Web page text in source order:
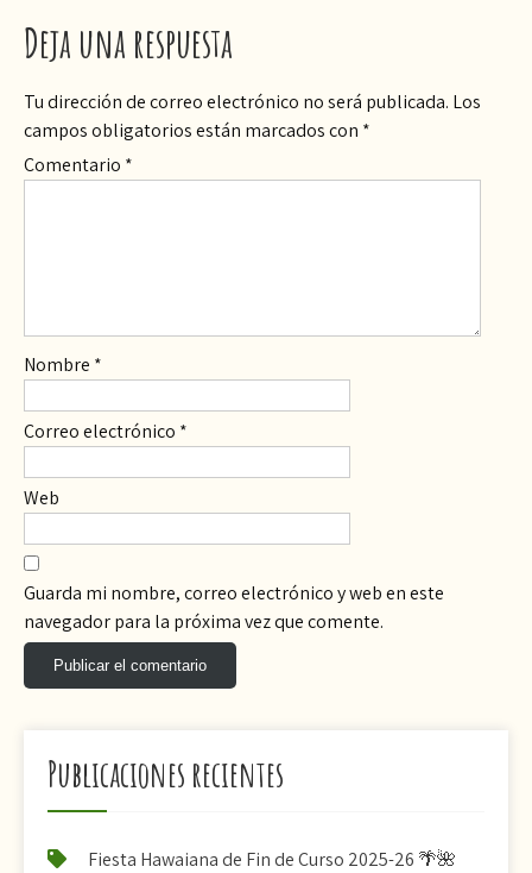
Deja una respuesta
Tu dirección de correo electrónico no será publicada. Los
campos obligatorios están marcados con *
Comentario *
Nombre *
Correo electrónico *
Web
Guarda mi nombre, correo electrónico y web en este
navegador para la próxima vez que comente.
Publicaciones recientes
Fiesta Hawaiana de Fin de Curso 2025-26 🌴🌺